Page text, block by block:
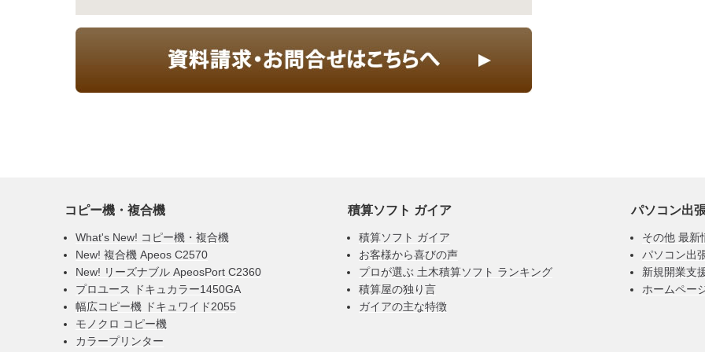
コピー機・複合機
What's New! コピー機・複合機
New! 複合機 Apeos C2570
New! リーズナブル ApeosPort C2360
プロユース ドキュカラー1450GA
幅広コピー機 ドキュワイド2055
モノクロ コピー機
カラープリンター
積算ソフト ガイア
積算ソフト ガイア
お客様から喜びの声
プロが選ぶ 土木積算ソフト ランキング
積算屋の独り言
ガイアの主な特徴
パソコン出
その他 最新
パソコン出
新規開業支
ホームペー